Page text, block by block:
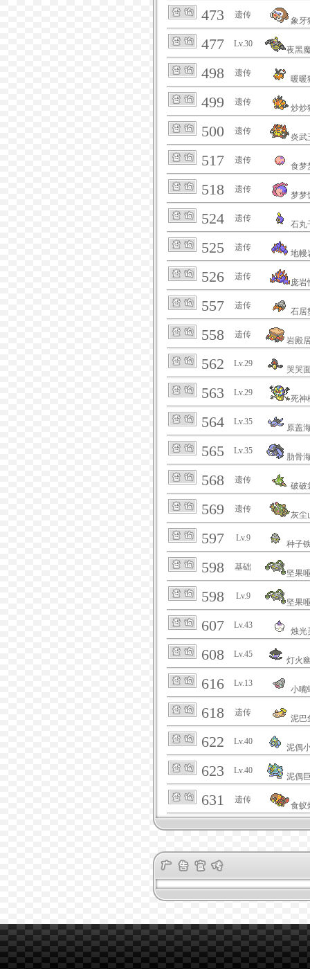
473 遗传
象牙
477 Lv.30
夜黑
498 遗传
暖暖
499 遗传
炒炒
500 遗传
炎武
517 遗传
食梦
518 遗传
梦梦
524 遗传
石丸
525 遗传
地幔
526 遗传
庞岩
557 遗传
石居
558 遗传
岩殿
562 Lv.29
哭哭
563 Lv.29
死神
564 Lv.35
原盖
565 Lv.35
肋骨
568 遗传
破破
569 遗传
灰尘
597 Lv.9
种子
598 基础
坚果
598 Lv.9
坚果
607 Lv.43
烛光
608 Lv.45
灯火
616 Lv.13
小嘴
618 遗传
泥巴
622 Lv.40
泥偶
623 Lv.40
泥偶
631 遗传
食蚁